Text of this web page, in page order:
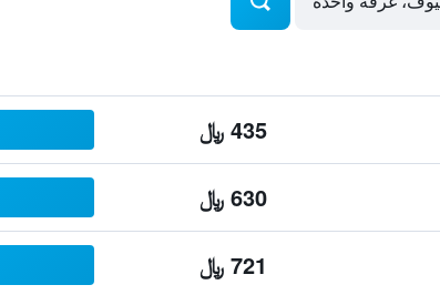
435 ﷼
630 ﷼
721 ﷼